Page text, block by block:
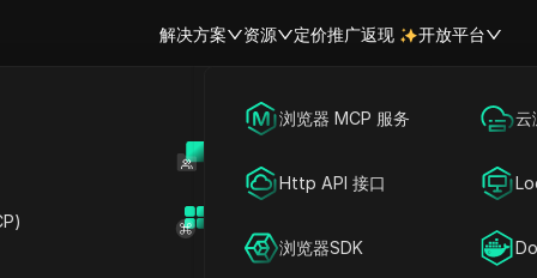
解决方案
海外社媒营销
广告投放
账号共享
资源 定价推广返现 开放平台
浏览器 MCP 服务 云
Http API 接口
浏览器SDK
协议